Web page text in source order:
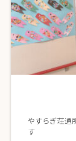
やすらぎ荘通
す